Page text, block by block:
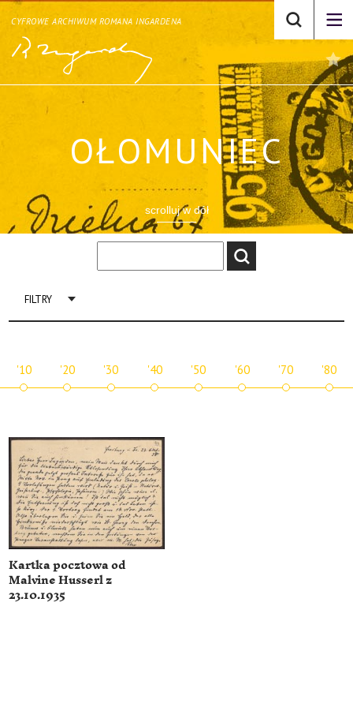
CYFROWE ARCHIWUM ROMANA INGARDENA
OŁOMUNIEC
scrolluj w dół
FILTRY
'10 '20 '30 '40 '50 '60 '70 '80
Kartka pocztowa od
Malvine Husserl z
23.10.1935